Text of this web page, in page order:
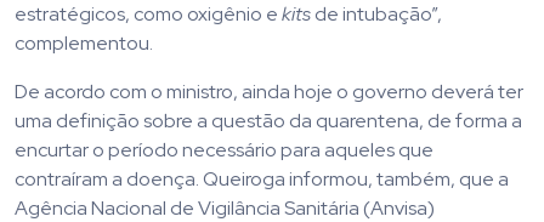
estratégicos, como oxigênio ekitsde intubação”,
complementou.
De acordo com o ministro, ainda hoje o governo deverá ter
uma definição sobre a questão da quarentena, de forma a
encurtar o período necessário para aqueles que
contraíram a doença. Queiroga informou, também, que a
Agência Nacional de Vigilância Sanitária (Anvisa)